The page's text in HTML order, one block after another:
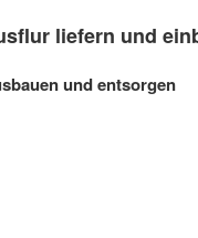
liefern und
und entsorgen